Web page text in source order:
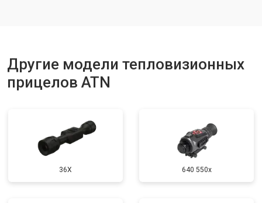
Другие модели тепловизионных
прицелов ATN
36X 640 550x